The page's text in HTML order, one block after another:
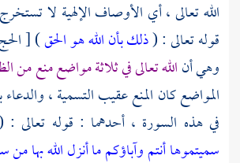
الله تعالى ، أي الأوصاف الإلهية لا
قوله تعالى : (ذلك بأن الله هو الحق
وهي أنالله تعالى في ثلاثة مواضع منع من
المواضع كان المنع عقيب التسمية ،
في هذه السورة ، أحدهما : قوله تعالى
سميتموها أنتم وآباؤكم ما أنزل الله بها من